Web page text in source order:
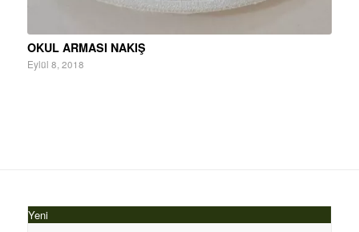
OKUL ARMASI NAKIŞ
Eylül 8, 2018
Yeni